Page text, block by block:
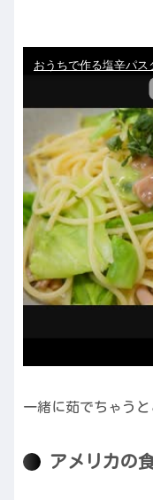
一緒に茹でちゃう
アメリカの